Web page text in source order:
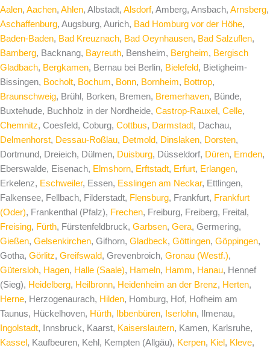
Aalen, Aachen, Ahlen, Albstadt, Alsdorf, Amberg, Ansbach, Arnsberg,
Aschaffenburg, Augsburg, Aurich, Bad Homburg vor der Höhe,
Baden-Baden, Bad Kreuznach, Bad Oeynhausen, Bad Salzuflen,
Bamberg, Backnang, Bayreuth, Bensheim, Bergheim, Bergisch
Gladbach, Bergkamen, Bernau bei Berlin, Bielefeld, Bietigheim-
Bissingen, Bocholt, Bochum, Bonn, Bornheim, Bottrop,
Braunschweig, Brühl, Borken, Bremen, Bremerhaven, Bünde,
Buxtehude, Buchholz in der Nordheide, Castrop-Rauxel , Celle,
Chemnitz, Coesfeld, Coburg, Cottbus, Darmstadt, Dachau,
Delmenhorst, Dessau-Roßlau, Detmold, Dinslaken, Dorsten,
Dortmund, Dreieich, Dülmen, Duisburg, Düsseldorf, Düren, Emden,
Eberswalde, Eisenach, Elmshorn, Erftstadt, Erfurt, Erlangen,
Erkelenz, Eschweiler, Essen, Esslingen am Neckar, Ettlingen,
Falkensee, Fellbach, Filderstadt, Flensburg, Frankfurt, Frankfurt
(Oder), Frankenthal (Pfalz), Frechen, Freiburg, Freiberg, Freital,
Freising, Fürth, Fürstenfeldbruck, Garbsen, Gera, Germering,
Gießen, Gelsenkirchen, Gifhorn, Gladbeck, Göttingen, Göppingen,
Gotha, Görlitz, Greifswald, Grevenbroich, Gronau (Westf.),
Gütersloh, Hagen, Halle (Saale), Hameln, Hamm, Hanau, Hennef
(Sieg), Heidelberg, Heilbronn, Heidenheim an der Brenz, Herten,
Herne, Herzogenaurach, Hilden, Homburg, Hof, Hofheim am
Taunus, Hückelhoven, Hürth, Ibbenbüren, Iserlohn, Ilmenau,
Ingolstadt, Innsbruck, Kaarst, Kaiserslautern, Kamen, Karlsruhe,
Kassel , Kaufbeuren, Kehl, Kempten (Allgäu), Kerpen, Kiel , Kleve,